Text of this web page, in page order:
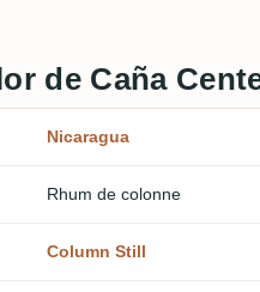
de Caña
Nicaragua
Rhum de colonne
Column Still